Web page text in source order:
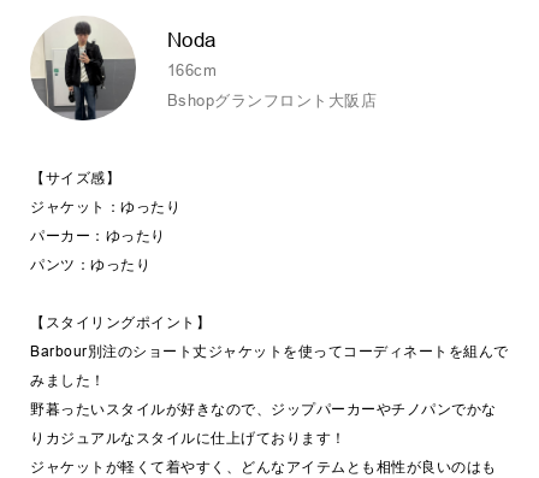
Noda
166cm
Bshopグランフロント大阪店
【サイズ感】
ジャケット：ゆったり
パーカー：ゆったり
パンツ：ゆったり
【スタイリングポイント】
Barbour別注のショート丈ジャケットを使ってコーディネートを組んで
みました！
野暮ったいスタイルが好きなので、ジップパーカーやチノパンでかな
りカジュアルなスタイルに仕上げております！
ジャケットが軽くて着やすく、どんなアイテムとも相性が良いのはも